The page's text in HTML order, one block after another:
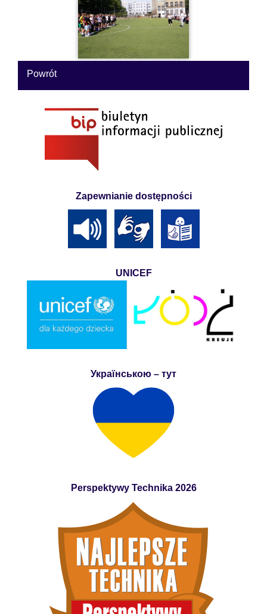
Powrót
Zapewnianie dostępności
UNICEF
Українською – тут
Perspektywy Technika 2026